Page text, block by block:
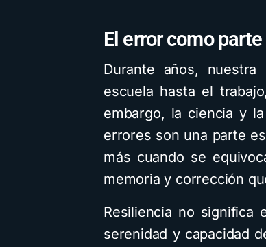
El error como
Durante años,
escuela hasta el
embargo, la ciencia y
errores son una parte
más cuando se
memoria y corrección
Resiliencia no significa
serenidad y capacidad